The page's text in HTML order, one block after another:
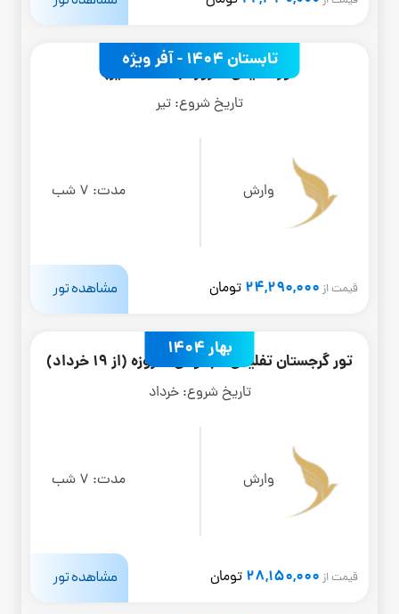
تابستان 1404 - آفر ویژه
تور تفلیس 8 روزه (4 تا 31 تیر)
تاریخ شروع: تیر
وارش مدت: 7 شب
قیمت از 24,290,000 تومان مشاهده تور
بهار 1404
تور گرجستان تفلیس + باتومی 8 روزه (از 19 خرداد)
تاریخ شروع: خرداد
وارش مدت: 7 شب
قیمت از 28,150,000 تومان مشاهده تور